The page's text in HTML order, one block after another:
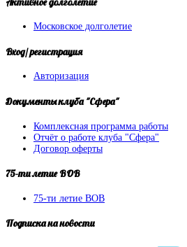
Московское долголетие
Вход/регистрация
Авторизация
Документыклуба "Сфера"
Комплексная программа работы
Отчёт о работе клуба "Сфера"
Договор оферты
75-тилетие ВОВ
75-ти летие ВОВ
Подпискана новости